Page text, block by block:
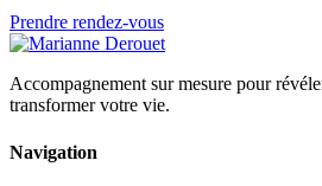
Prendre rendez-vous
Accompagnement sur mesure pour
transformer votre vie.
Navigation